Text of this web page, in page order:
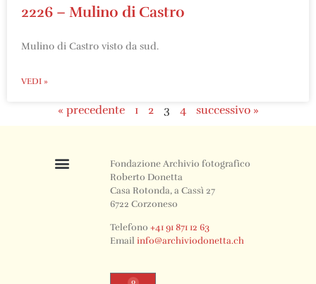
2226 – Mulino di Castro
Mulino di Castro visto da sud.
VEDI »
« precedente 1 2 3 4 successivo »
Fondazione Archivio fotografico
Roberto Donetta
Casa Rotonda, a Cassì 27
6722 Corzoneso
Telefono+41 91 871 12 63
Emailinfo@archiviodonetta.ch
0